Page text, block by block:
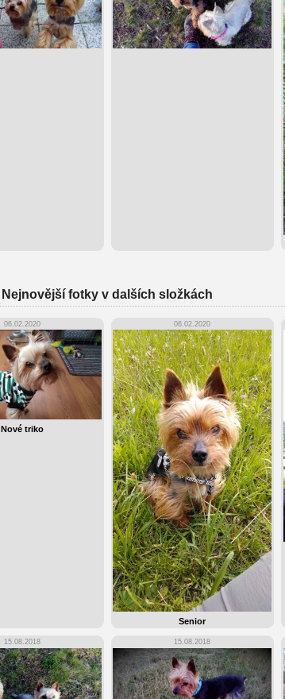
Nejnovější fotky v dalších složkách
06.02.2020
Nové triko
06.02.2020
Senior
15.08.2018 15.08.2018